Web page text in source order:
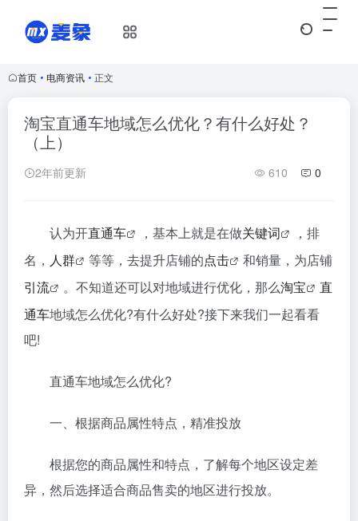
首页 • 电商资讯 • 正文
淘宝直通车地域怎么优化？有什么好处？
（上）
2年前更新 610 0
认为开直通车 ，基本上就是在做关键词
，排
名， 人群 等等，去提升店铺的点击
和销量，为店铺
引流
。不知道还可以对地域进行优化，那么淘宝
直
通车地域怎么优化?有什么好处?接下来我们一起看看
吧!
直通车地域怎么优化?
一、根据商品属性特点，精准投放
根据您的商品属性和特点，了解每个地区设定差
异，然后选择适合商品售卖的地区进行投放。